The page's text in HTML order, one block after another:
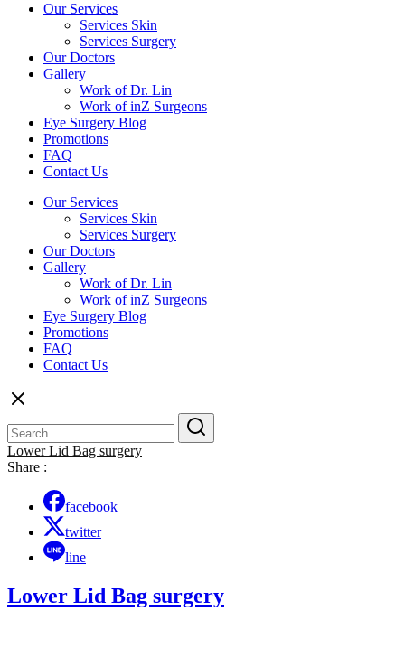
Our Services
Services Skin
Services Surgery
Our Doctors
Gallery
Work of Dr. Lin
Work of inZ Surgeons
Eye Surgery Blog
Promotions
FAQ
Contact Us
Our Services
Services Skin
Services Surgery
Our Doctors
Gallery
Work of Dr. Lin
Work of inZ Surgeons
Eye Surgery Blog
Promotions
FAQ
Contact Us
for:
Lower Lid Bag surgery
Share :
facebook
twitter
line
Lower Lid Bag surgery